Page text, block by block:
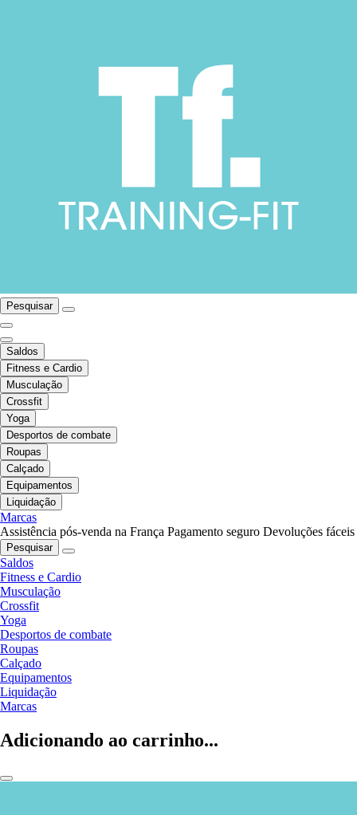
Pesquisar
Saldos
Fitness e Cardio
Musculação
Crossfit
Yoga
Desportos de combate
Roupas
Calçado
Equipamentos
Liquidação
Marcas
Assistência pós-venda na França Pagamento seguro Devoluções fáceis
Pesquisar
Saldos
Fitness e Cardio
Musculação
Crossfit
Yoga
Desportos de combate
Roupas
Calçado
Equipamentos
Liquidação
Marcas
Adicionando ao carrinho...